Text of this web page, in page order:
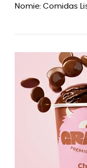
Nomie: Comidas